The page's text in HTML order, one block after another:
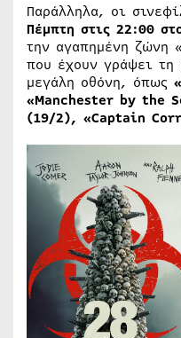
Παράλληλα, οι
Πέμπτη στις 22:00
την αγαπημένη ζώνη «
που έχουν γράψει τη
μεγάλη οθόνη, όπως
«Manchester by the
(19/2), «Captain